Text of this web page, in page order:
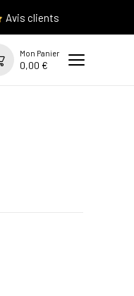
Avis clients
Mon Panier
0,00 €